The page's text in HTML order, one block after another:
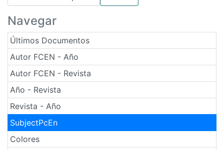
Navegar
Últimos Documentos
Autor FCEN - Año
Autor FCEN - Revista
Año - Revista
Revista - Año
SubjectPcEn
Colores